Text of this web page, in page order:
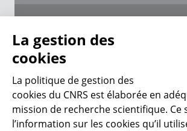
CNRS Le Mag
La gestion des
cookies
La politique de gestion des
cookies du CNRS est élaborée en
mission de recherche scientifique. Ce
l’information sur les cookies qu’il